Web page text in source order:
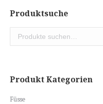
Produktsuche
Produkt Kategorien
Füsse